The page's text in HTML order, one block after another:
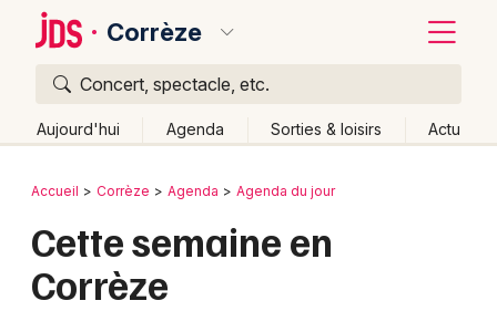
Corrèze
Concert, spectacle, etc.
Aujourd'hui Agenda Sorties & loisirs Actu
Publier un événement
Bordeaux
Colmar
Retour
Accueil Corrèze Agenda Agenda du jour
Cette semaine en
Corrèze
Quoi ?
Où ?
Changer de lieu
Quand ?